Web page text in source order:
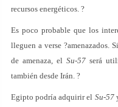
recursos energéticos. ?
Es poco probable que los
lleguen a verse ?amenazados.
de amenaza, el Su-57será
también desde Irán. ?
Egipto podría adquirir el Su-57